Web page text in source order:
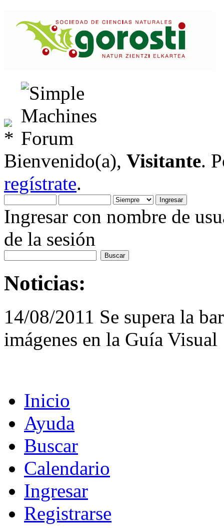
Bienvenido(a), Visitante.
regístrate.
Ingresar con nombre de
de la sesión
Noticias:
14/08/2011 Se supera la
imágenes en la Guía Visual
Inicio
Ayuda
Buscar
Calendario
Ingresar
Registrarse